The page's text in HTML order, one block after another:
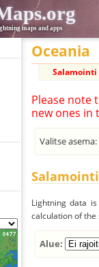
maps and apps
Oceania
Salamointi
Please note
new ones in
Valitse asema:
Lightning data
calculation of
Alue: